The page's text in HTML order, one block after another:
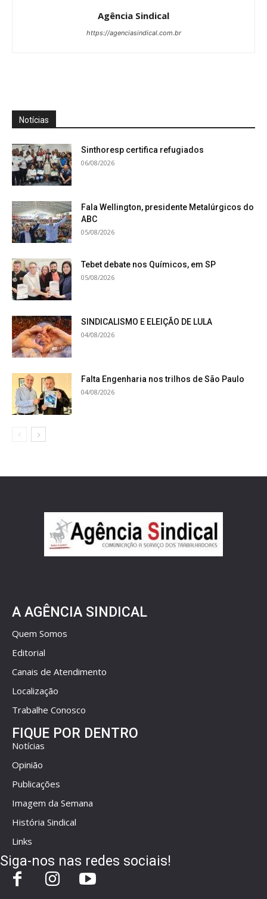
Agência Sindical
https://agenciasindical.com.br
Notícias
Sinthoresp certifica refugiados
06/08/2026
Fala Wellington, presidente Metalúrgicos do
ABC
05/08/2026
Tebet debate nos Químicos, em SP
05/08/2026
SINDICALISMO E ELEIÇÃO DE LULA
04/08/2026
Falta Engenharia nos trilhos de São Paulo
04/08/2026
A AGÊNCIA SINDICAL
Quem Somos
Editorial
Canais de Atendimento
Localização
Trabalhe Conosco
FIQUE POR DENTRO
Notícias
Opinião
Publicações
Imagem da Semana
História Sindical
Links
Siga-nos nas redes sociais!